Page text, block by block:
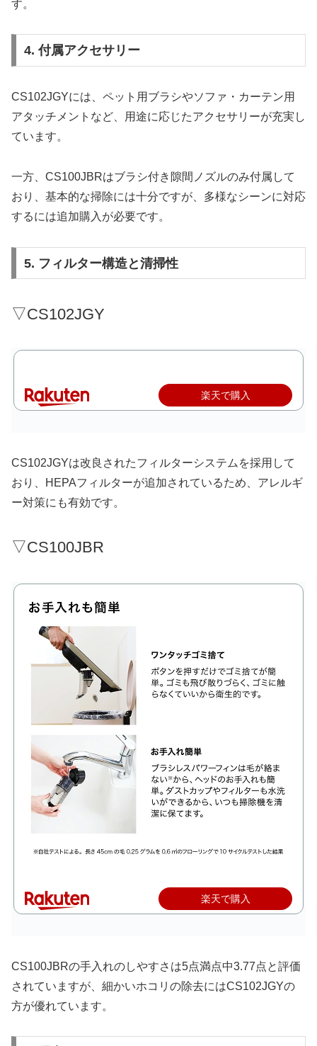
す。
4. 付属アクセサリー
CS102JGYには、ペット用ブラシやソファ・カーテン用
アタッチメントなど、用途に応じたアクセサリーが充実し
ています。
一方、CS100JBRはブラシ付き隙間ノズルのみ付属して
おり、基本的な掃除には十分ですが、多様なシーンに対応
するには追加購入が必要です。
5. フィルター構造と清掃性
▽CS102JGY
楽天で購入
CS102JGYは改良されたフィルターシステムを採用して
おり、HEPAフィルターが追加されているため、アレルギ
ー対策にも有効です。
▽CS100JBR
楽天で購入
CS100JBRの手入れのしやすさは5点満点中3.77点と評価
されていますが、細かいホコリの除去にはCS102JGYの
方が優れています。